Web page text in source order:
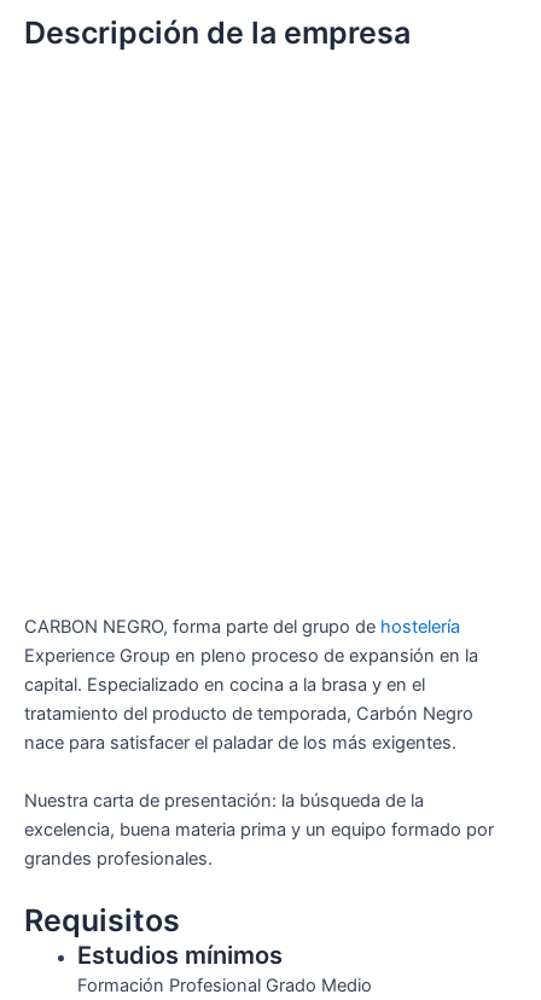
Descripción de la empresa
CARBON NEGRO, forma parte del grupo de hostelería
Experience Group en pleno proceso de expansión en la
capital. Especializado en cocina a la brasa y en el
tratamiento del producto de temporada, Carbón Negro
nace para satisfacer el paladar de los más exigentes.
Nuestra carta de presentación: la búsqueda de la
excelencia, buena materia prima y un equipo formado por
grandes profesionales.
Requisitos
Estudios mínimos
Formación Profesional Grado Medio